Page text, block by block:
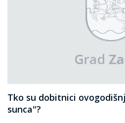
Tko su dobitnici
sunca"?